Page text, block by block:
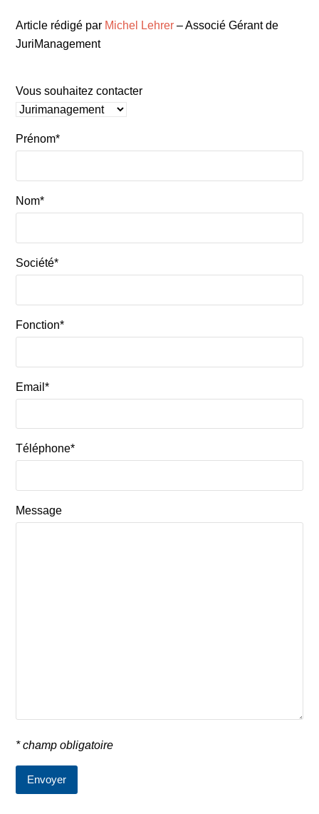
Article rédigé par Michel Lehrer – Associé Gérant de
JuriManagement
Vous souhaitez contacter
Prénom*
Nom*
Société*
Fonction*
Email*
Téléphone*
Message
* champ obligatoire